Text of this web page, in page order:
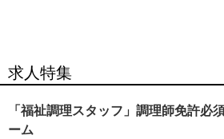
求人特集
「福祉調理スタッフ」調理師免許必
ーム